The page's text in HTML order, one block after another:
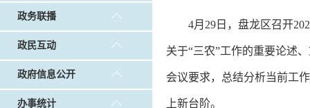
政务联播
政民互动
政府信息公开
办事统计
4月29日，盘龙区召开
关于“三农”工作的重要论述
会议要求，总结分析当前工
上新台阶。